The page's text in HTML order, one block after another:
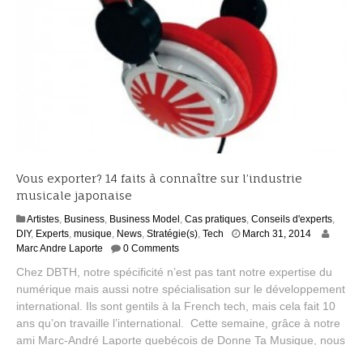
Vous exporter? 14 faits à connaître sur l’industrie
musicale japonaise
Artistes, Business, Business Model , Cas pratiques, Conseils d'experts,
DIY, Experts, musique, News, Stratégie(s), Tech March 31, 2014A
u
s
t
1
Marc Andre Laporte 0 Comments
Chez DBTH, notre spécificité n’est pas tant notre expertise du
numérique mais aussi notre spécialisation sur le développement
international. Ils sont gentils à la French tech, mais cela fait 10
ans qu’on travaille l’international. Cette semaine, grâce à notre
ami Marc-André Laporte quebécois de Donne Ta Musique, nous